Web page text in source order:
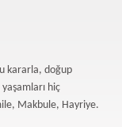
kararla, doğup
hiç
Makbule, Hayriye.